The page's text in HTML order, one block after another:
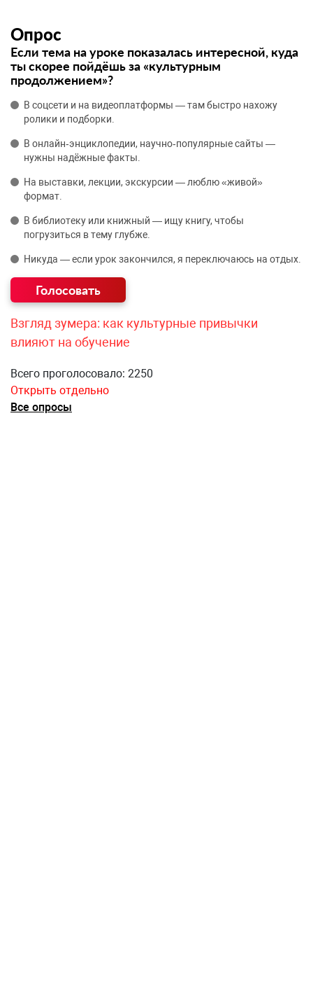
Опрос
Если тема на уроке показалась интересной, куда
ты скорее пойдёшь за «культурным
продолжением»?
В соцсети и на видеоплатформы — там быстро нахожу
ролики и подборки.
В онлайн‑энциклопедии, научно‑популярные сайты —
нужны надёжные факты.
На выставки, лекции, экскурсии — люблю «живой»
формат.
В библиотеку или книжный — ищу книгу, чтобы
погрузиться в тему глубже.
Никуда — если урок закончился, я переключаюсь на отдых.
Взгляд зумера: как культурные привычки
влияют на обучение
Всего проголосовало: 2250
Открыть отдельно
Все опросы